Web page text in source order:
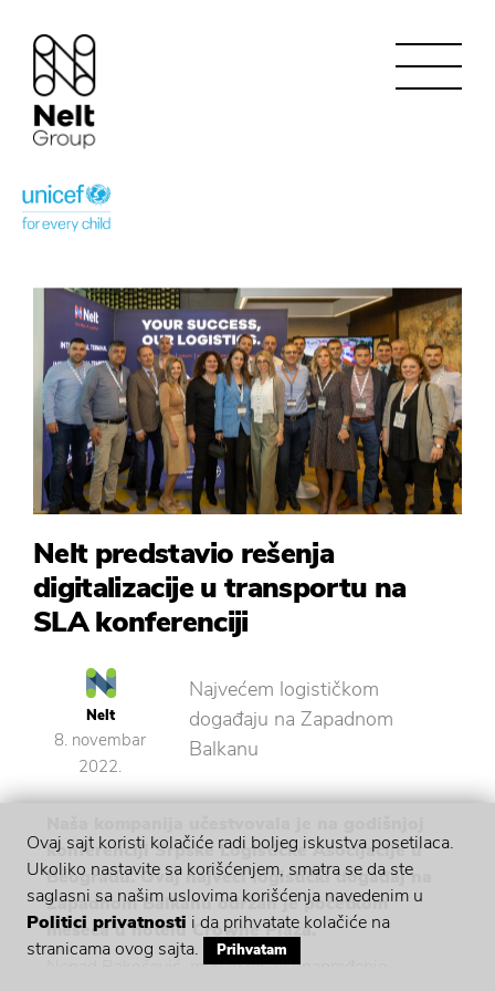
Nelt predstavio rešenja
digitalizacije u transportu na
SLA konferenciji
Nelt
8. novembar
2022.
Najvećem logističkom
događaju na Zapadnom
Balkanu
konferenciji Srpske Logističke Asocijacije u
Beogradu. Ovaj najveći logistički događaj na
Zapadnom Balkanu održan je početkom
meseca u hotelu Crowne Plaza.
Nenad Rakočević, menadžer za unapređenje
Ovaj sajt koristi kolačiće radi boljeg iskustva posetilaca.
Ukoliko nastavite sa korišćenjem, smatra se da ste
saglasni sa našim uslovima korišćenja navedenim u
Politici privatnosti i da prihvatate kolačiće na
stranicama ovog sajta.
Prihvatam